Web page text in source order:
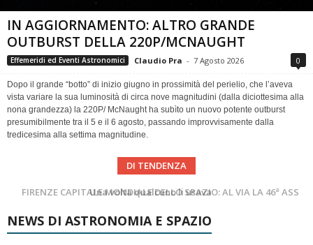
IN AGGIORNAMENTO: ALTRO GRANDE
OUTBURST DELLA 220P/MCNAUGHT
Effemeridi ed Eventi Astronomici Claudio Pra - 7 Agosto 2026 0
Dopo il grande “botto” di inizio giugno in prossimità del perielio, che l’aveva
vista variare la sua luminosità di circa nove magnitudini (dalla diciottesima alla
nona grandezza) la 220P/ McNaught ha subìto un nuovo potente outburst
presumibilmente tra il 5 e il 6 agosto, passando improvvisamente dalla
tredicesima alla settima magnitudine.
DI TENDENZA
FIRENZE CAPITALE MONDIALE DELLO SPAZIO: AL VIA LA 46ª ASSEMBLEA SCIENTIFICA DEL COSPAR
Cielo del Mese di Agosto 2026
NEWS DI ASTRONOMIA E SPAZIO